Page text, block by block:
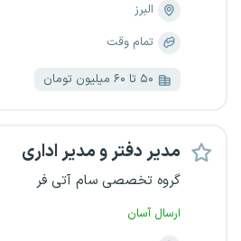
البرز
تمام وقت
۵۰ تا ۶۰ میلیون تومان
مدیر دفتر و مدیر اداری
گروه تخصصی سام آتی فر
ارسال آسان